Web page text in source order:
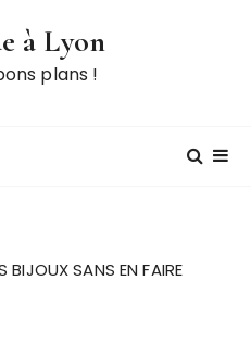
à Lyon
plans !
BIJOUX SANS EN FAIRE